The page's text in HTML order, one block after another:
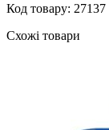
Код товару: 27137
Схожі товари